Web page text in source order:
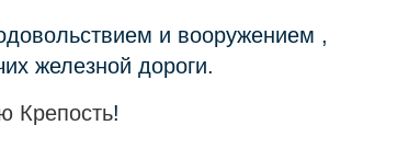
и вооружением ,
железной дороги.
Крепость!